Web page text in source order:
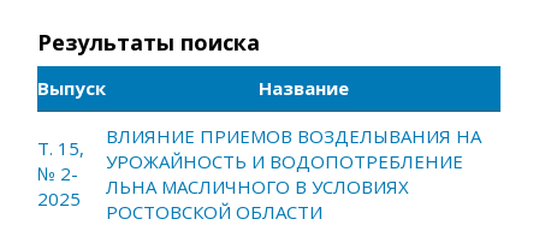
Результаты поиска
Выпуск Название
Т. 15,
№ 2-
2025
ВЛИЯНИЕ ПРИЕМОВ ВОЗДЕЛЫВАНИЯ НА
УРОЖАЙНОСТЬ И ВОДОПОТРЕБЛЕНИЕ
ЛЬНА МАСЛИЧНОГО В УСЛОВИЯХ
РОСТОВСКОЙ ОБЛАСТИ